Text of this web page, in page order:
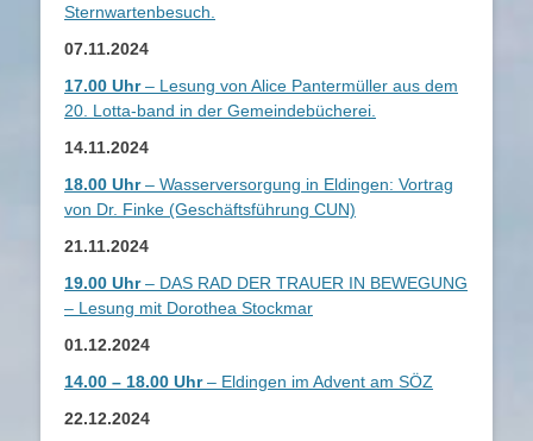
Sternwartenbesuch.
07.11.2024
17.00 Uhr– Lesung von Alice Pantermüller aus dem
20. Lotta-band in der Gemeindebücherei.
14.11.2024
18.00 Uhr– Wasserversorgung in Eldingen: Vortrag
von Dr. Finke (Geschäftsführung CUN)
21.11.2024
19.00 Uhr– DAS RAD DER TRAUER IN BEWEGUNG
– Lesung mit Dorothea Stockmar
01.12.2024
14.00 – 18.00 Uhr– Eldingen im Advent am SÖZ
22.12.2024